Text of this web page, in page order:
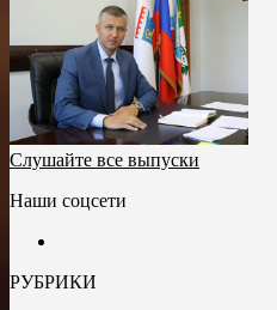
Слушайте все выпуски
Наши соцсети
РУБРИКИ